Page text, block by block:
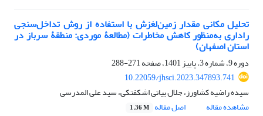
تحلیل مکانی مقدار زمین‌لغزش با استفاده از روش تداخل‌سنجی
راداری به‌منظور کاهش مخاطرات (مطالعۀ موردی: منطقۀ سرباز در
استان اصفهان)
دوره 9، شماره 3، پاییز 1401، صفحه
271-288
10.22059/jhsci.2023.347893.741
سیده راضیه کشاورز، جلال بیاتی اشکفتکی، سید علی المدرسی
مشاهده مقاله
اصل مقاله 1.36 M